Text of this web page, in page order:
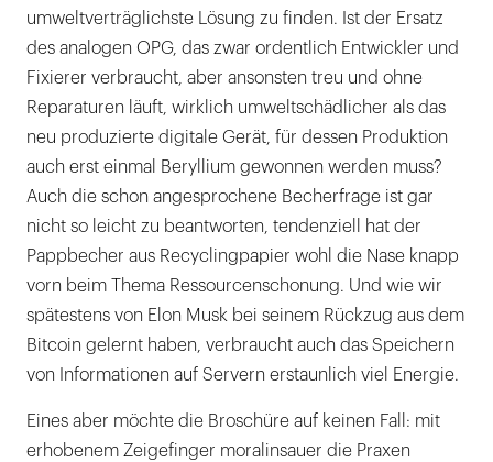
umweltverträglichste Lösung zu finden. Ist der Ersatz
des analogen OPG, das zwar ordentlich Entwickler und
Fixierer verbraucht, aber ansonsten treu und ohne
Reparaturen läuft, wirklich umweltschädlicher als das
neu produzierte digitale Gerät, für dessen Produktion
auch erst einmal Beryllium gewonnen werden muss?
Auch die schon angesprochene Becherfrage ist gar
nicht so leicht zu beantworten, tendenziell hat der
Pappbecher aus Recyclingpapier wohl die Nase knapp
vorn beim Thema Ressourcenschonung. Und wie wir
spätestens von Elon Musk bei seinem Rückzug aus dem
Bitcoin gelernt haben, verbraucht auch das Speichern
von Informationen auf Servern erstaunlich viel Energie.
Eines aber möchte die Broschüre auf keinen Fall: mit
erhobenem Zeigefinger moralinsauer die Praxen